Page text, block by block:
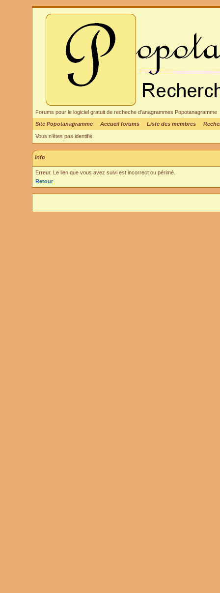
Forums pour le logiciel gratuit de recheche d'anagrammes Popotanagramme
Site Popotanagramme
Accueil forums Liste des membres
Vous n'êtes pas identifié.
Info
Erreur. Le lien que vous avez suivi est incorrect ou périmé.
Retour